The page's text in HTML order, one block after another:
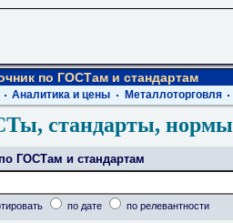
по ГОСТам и стандартам
Аналитика и цены Металлоторговля
стандарты,
ГОСТам и стандартам
по дате по релевантности